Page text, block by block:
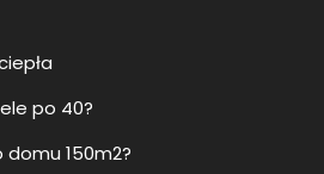
po 40?
150m2?